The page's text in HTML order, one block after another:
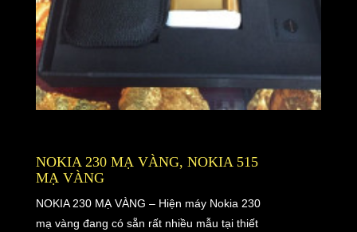
NOKIA 230 MẠ VÀNG, NOKIA 515
MẠ VÀNG
NOKIA 230 MẠ VÀNG – Hiện máy Nokia 230
mạ vàng đang có sẵn rất nhiều mẫu tại thiết